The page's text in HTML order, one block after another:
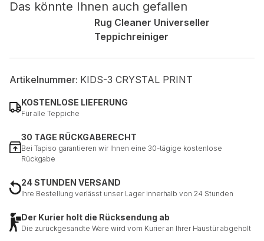
Das könnte Ihnen auch gefallen
Rug Cleaner Universeller
Teppichreiniger
Artikelnummer: KIDS-3 CRYSTAL PRINT
KOSTENLOSE LIEFERUNG
Für alle Teppiche
30 TAGE RÜCKGABERECHT
Bei Tapiso garantieren wir Ihnen eine 30-tägige kostenlose
Rückgabe
24 STUNDEN VERSAND
Ihre Bestellung verlässt unser Lager innerhalb von 24 Stunden
Der Kurier holt die Rücksendung ab
Die zurückgesandte Ware wird vom Kurier an Ihrer Haustür abgeholt
Nicht kategorisiert.
wurden.
Meine Einstellungen speichern